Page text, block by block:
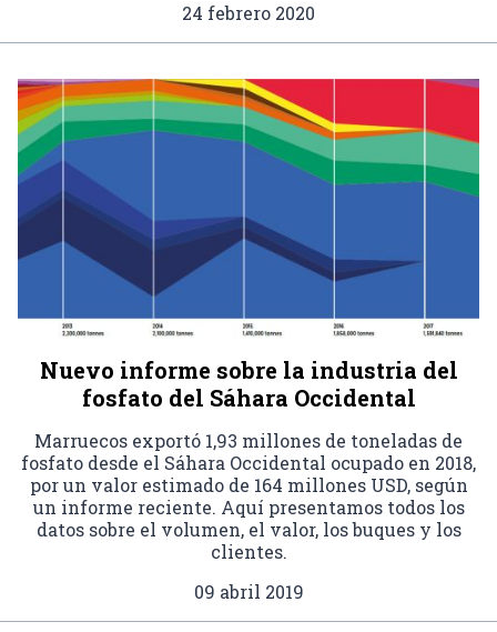
24 febrero 2020
Nuevo informe sobre la industria del
fosfato del Sáhara Occidental
Marruecos exportó 1,93 millones de toneladas de
fosfato desde el Sáhara Occidental ocupado en 2018,
por un valor estimado de 164 millones USD, según
un informe reciente. Aquí presentamos todos los
datos sobre el volumen, el valor, los buques y los
clientes.
09 abril 2019